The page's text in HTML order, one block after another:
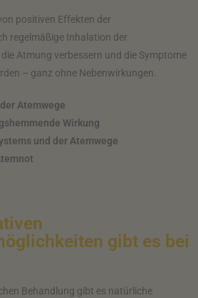
positiven Effekten der
regelmäßige Inhalation der
Atmung verbessern und die Symptome
– ganz ohne Nebenwirkungen.
Atemwege
Wirkung
und der Atemwege
gibt es bei
Behandlung gibt es natürliche